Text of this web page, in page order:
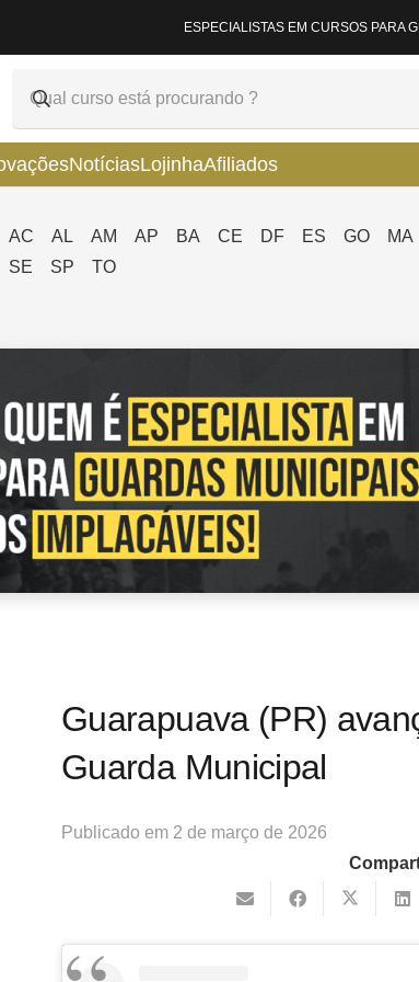
ESPECIALISTAS EM CURSOS PARA
NotíciasLojinhaAfiliados
AC AL AM AP BA CE DF ES GO MA
SE
SP TO
Guarapuava (PR)
Guarda Municipal
Publicado em 2 de março de 2026